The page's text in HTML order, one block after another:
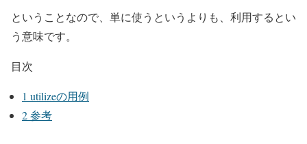
ということなので、単に使うというよりも、利用するとい
う意味です。
目次
1 utilizeの用例
2参考